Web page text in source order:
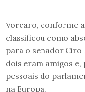
Vorcaro, conforme
classificou como
para o senador Ciro
dois eram amigos e,
pessoais do
na Europa.